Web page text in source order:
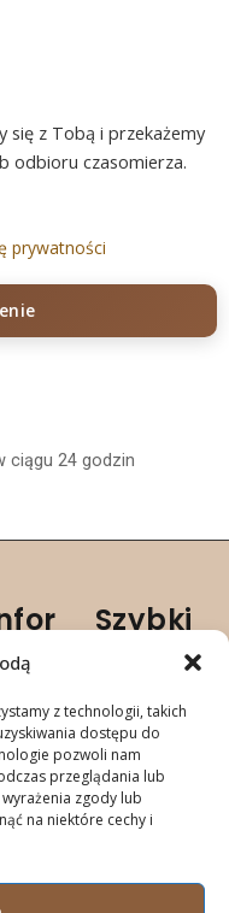
z technologii, takich
dostępu do
pozwoli nam
przeglądania lub
zgody lub
na niektóre cechy i
się z Tobą i przekażemy
odbioru czasomierza.
prywatności
ciągu 24 godzin
Szybki
e linki
zegarków
Naprawa
zegarów
Naprawa
wysyłkowa